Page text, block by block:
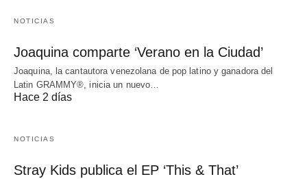
NOTICIAS
Joaquina comparte ‘Verano en la Ciudad’
Joaquina, la cantautora venezolana de pop latino y ganadora del
Latin GRAMMY®, inicia un nuevo…
Hace 2 días
NOTICIAS
Stray Kids publica el EP ‘This & That’